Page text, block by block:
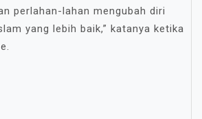
perlahan-lahan mengubah diri
yang lebih baik,” katanya ketika